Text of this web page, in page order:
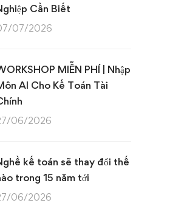
Cần Biết
07/2026
MIỄN PHÍ | Nhập
AI Cho Kế Toán Tài
06/2026
kế toán sẽ thay đổi thế
trong 15 năm tới
06/2026